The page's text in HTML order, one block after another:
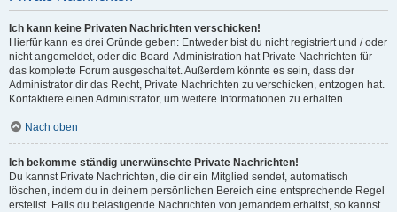
Ich kann keine Privaten Nachrichten verschicken!
Hierfür kann es drei Gründe geben: Entweder bist du nicht registriert und / oder
nicht angemeldet, oder die Board-Administration hat Private Nachrichten für
das komplette Forum ausgeschaltet. Außerdem könnte es sein, dass der
Administrator dir das Recht, Private Nachrichten zu verschicken, entzogen hat.
Kontaktiere einen Administrator, um weitere Informationen zu erhalten.
Nach oben
Ich bekomme ständig unerwünschte Private Nachrichten!
Du kannst Private Nachrichten, die dir ein Mitglied sendet, automatisch
löschen, indem du in deinem persönlichen Bereich eine entsprechende Regel
erstellst. Falls du belästigende Nachrichten von jemandem erhältst, so kannst